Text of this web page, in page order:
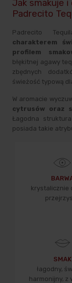
Jak smakuje
Padrecito
Padrecito
charakterem
profilem
błękitnej agawy
zbędnych
świeżość typową
W aromacie
cytrusów oraz
Łagodna
posiada takie
krystalicznie
SMAK
łagodny,
harmonijny, z